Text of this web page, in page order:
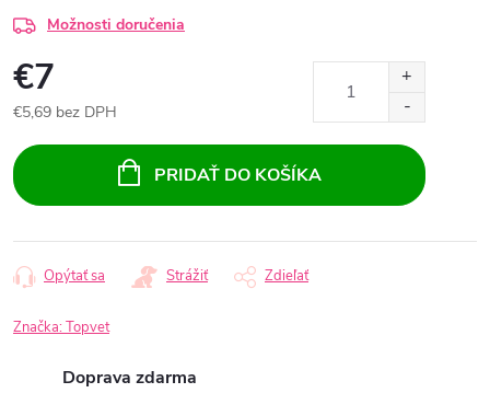
Možnosti doručenia
€7
€5,69 bez DPH
cena:
PRIDAŤ DO KOŠÍKA
Opýtať sa Strážiť Zdieľať
Značka:Topvet
Doprava zdarma